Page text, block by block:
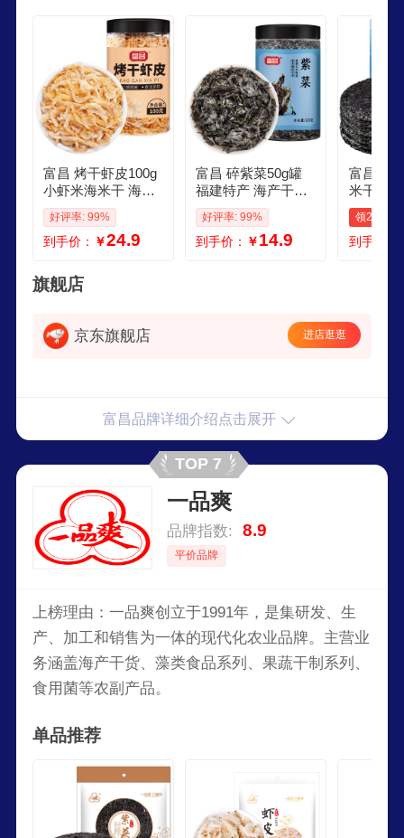
富昌 烤干虾皮100g
小虾米海米干 海产
干货紫菜汤原材料
调味食材
好评率: 99%
到手价： ￥24.9
富昌 碎紫菜50g罐
福建特产 海产干货
海带虾皮干坛煲汤
海苔食材
好评率: 99%
到手价： ￥14.9
富昌虾
米干虾
货紫菜
味食材
g虾皮70g
领2元券
到手价：
旗舰店
京东旗舰店 进店逛逛
富昌品牌详细介绍点击展开
TOP 7
一品爽
品牌指数: 8.9
平价品牌
上榜理由：一品爽创立于1991年，是集研发、生
产、加工和销售为一体的现代化农业品牌。主营业
务涵盖海产干货、藻类食品系列、果蔬干制系列、
食用菌等农副产品。
单品推荐